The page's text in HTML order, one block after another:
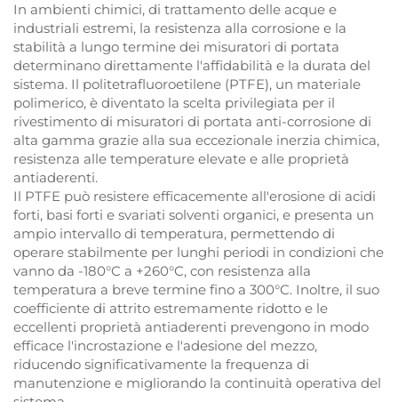
In ambienti chimici, di trattamento delle acque e
industriali estremi, la resistenza alla corrosione e la
stabilità a lungo termine dei misuratori di portata
determinano direttamente l'affidabilità e la durata del
sistema. Il politetrafluoroetilene (PTFE), un materiale
polimerico, è diventato la scelta privilegiata per il
rivestimento di misuratori di portata anti-corrosione di
alta gamma grazie alla sua eccezionale inerzia chimica,
resistenza alle temperature elevate e alle proprietà
antiaderenti.
Il PTFE può resistere efficacemente all'erosione di acidi
forti, basi forti e svariati solventi organici, e presenta un
ampio intervallo di temperatura, permettendo di
operare stabilmente per lunghi periodi in condizioni che
vanno da -180°C a +260°C, con resistenza alla
temperatura a breve termine fino a 300°C. Inoltre, il suo
coefficiente di attrito estremamente ridotto e le
eccellenti proprietà antiaderenti prevengono in modo
efficace l'incrostazione e l'adesione del mezzo,
riducendo significativamente la frequenza di
manutenzione e migliorando la continuità operativa del